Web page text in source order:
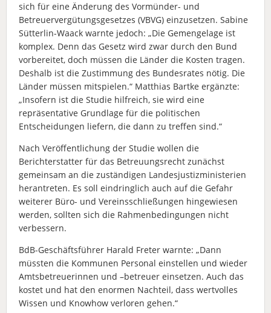
sich für eine Änderung des Vormünder- und
Betreuervergütungsgesetzes (VBVG) einzusetzen. Sabine
Sütterlin-Waack warnte jedoch: „Die Gemengelage ist
komplex. Denn das Gesetz wird zwar durch den Bund
vorbereitet, doch müssen die Länder die Kosten tragen.
Deshalb ist die Zustimmung des Bundesrates nötig. Die
Länder müssen mitspielen.“ Matthias Bartke ergänzte:
„Insofern ist die Studie hilfreich, sie wird eine
repräsentative Grundlage für die politischen
Entscheidungen liefern, die dann zu treffen sind.“
Nach Veröffentlichung der Studie wollen die
Berichterstatter für das Betreuungsrecht zunächst
gemeinsam an die zuständigen Landesjustizministerien
herantreten. Es soll eindringlich auch auf die Gefahr
weiterer Büro- und Vereinsschließungen hingewiesen
werden, sollten sich die Rahmenbedingungen nicht
verbessern.
BdB-Geschäftsführer Harald Freter warnte: „Dann
müssten die Kommunen Personal einstellen und wieder
Amtsbetreuerinnen und –betreuer einsetzen. Auch das
kostet und hat den enormen Nachteil, dass wertvolles
Wissen und Knowhow verloren gehen.“